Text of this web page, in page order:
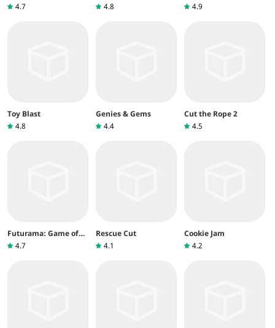
4.7
4.8
4.9
Toy Blast
4.8
Genies & Gems
4.4
Cut the Rope 2
4.5
Futurama: Game of
Drones
4.7
Rescue Cut
4.1
Cookie Jam
4.2